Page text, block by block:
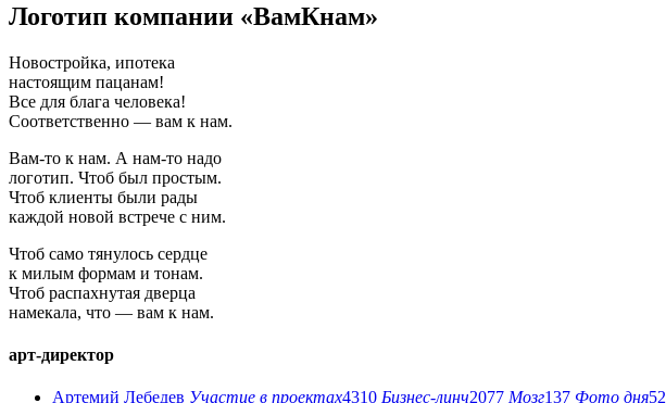
Логотип компании «ВамКнам»
Новостройка, ипотека
настоящим пацанам!
Все для блага человека!
Соответственно — вам к нам.
Вам-то к нам. А нам-то надо
логотип. Чтоб был простым.
Чтоб клиенты были рады
каждой новой встрече с ним.
Чтоб само тянулось сердце
к милым формам и тонам.
Чтоб распахнутая дверца
намекала, что — вам к нам.
арт-директор
Артемий Лебедев Участие в проектах4310 Бизнес-линч2077 Мозг137 Фото дня52